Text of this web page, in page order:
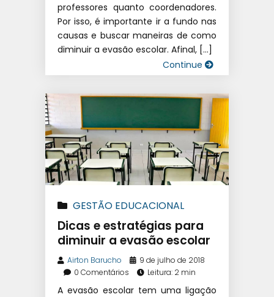
professores quanto coordenadores.
Por isso, é importante ir a fundo nas
causas e buscar maneiras de como
diminuir a evasão escolar. Afinal, […]
Continue
GESTÃO EDUCACIONAL
Dicas e estratégias para
diminuir a evasão escolar
Airton Barucho
9 de julho de 2018
0 Comentários
Leitura: 2 min
A evasão escolar tem uma ligação